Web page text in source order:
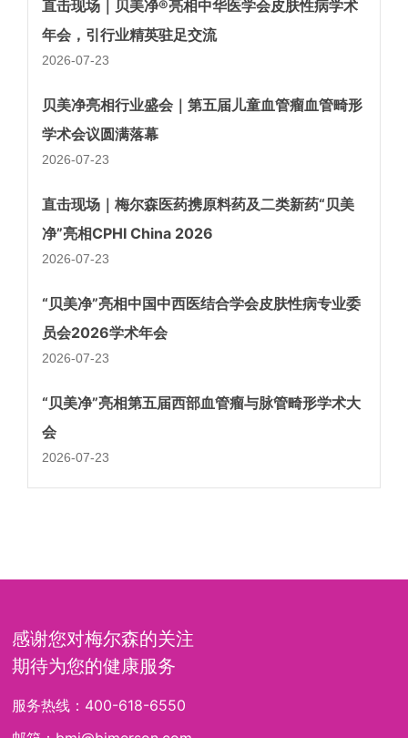
直击现场｜贝美净®亮相中华医学会皮肤性病学术
年会，引行业精英驻足交流
2026-07-23
贝美净亮相行业盛会｜第五届儿童血管瘤血管畸形
学术会议圆满落幕
2026-07-23
直击现场｜梅尔森医药携原料药及二类新药“贝美
净”亮相CPHI China 2026
2026-07-23
“贝美净”亮相中国中西医结合学会皮肤性病专业委
员会2026学术年会
2026-07-23
“贝美净”亮相第五届西部血管瘤与脉管畸形学术大
会
2026-07-23
感谢您对梅尔森的关注
期待为您的健康服务
服务热线： 400-618-6550